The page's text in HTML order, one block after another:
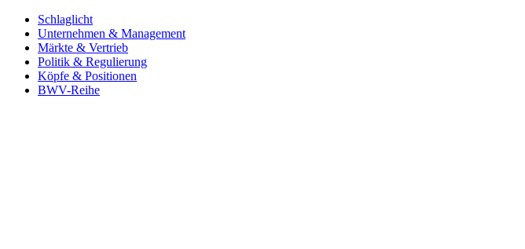
Versicherungswirtschaft-heute
Schlaglicht
Unternehmen & Management
Märkte & Vertrieb
Politik & Regulierung
Köpfe & Positionen
BWV-Reihe